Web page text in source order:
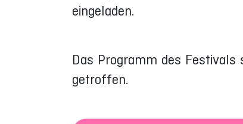
eingeladen.
Das Programm des
getroffen.